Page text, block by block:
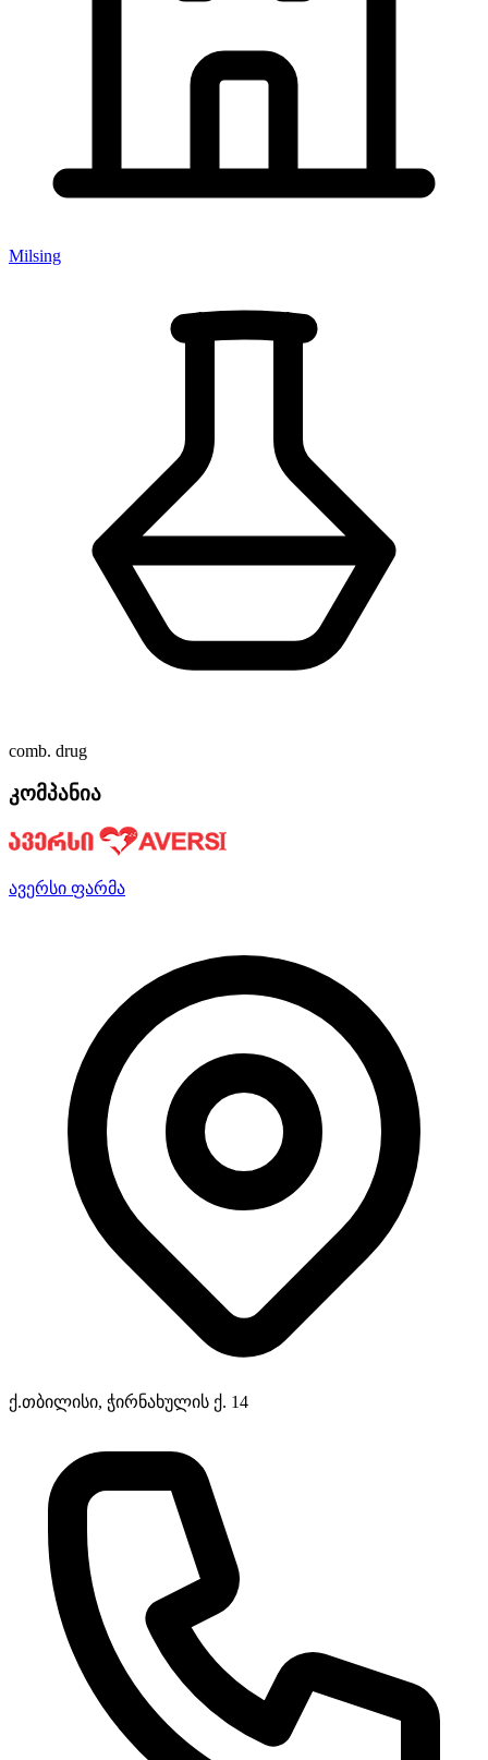
Milsing
comb. drug
კომპანია
ავერსი ფარმა
ქ.თბილისი, ჭირნახულის ქ. 14